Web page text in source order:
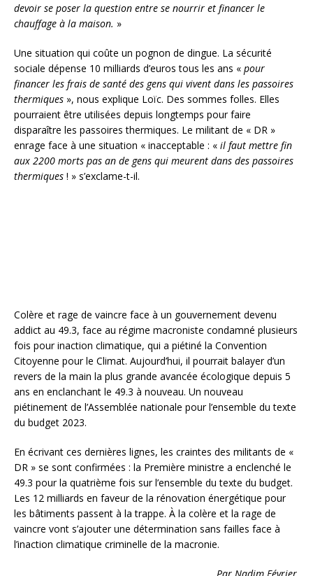
devoir se poser la question entre se nourrir et financer le
chauffage à la maison. »
Une situation qui coûte un pognon de dingue. La sécurité
sociale dépense 10 milliards d’euros tous les ans « pour
financer les frais de santé des gens qui vivent dans les passoires
thermiques », nous explique Loïc. Des sommes folles. Elles
pourraient être utilisées depuis longtemps pour faire
disparaître les passoires thermiques. Le militant de « DR »
enrage face à une situation « inacceptable : « il faut mettre fin
aux 2200 morts pas an de gens qui meurent dans des passoires
thermiques ! » s’exclame-t-il.
Colère et rage de vaincre face à un gouvernement devenu
addict au 49.3, face au régime macroniste condamné plusieurs
fois pour inaction climatique, qui a piétiné la Convention
Citoyenne pour le Climat. Aujourd’hui, il pourrait balayer d’un
revers de la main la plus grande avancée écologique depuis 5
ans en enclanchant le 49.3 à nouveau. Un nouveau
piétinement de l’Assemblée nationale pour l’ensemble du texte
du budget 2023.
En écrivant ces dernières lignes, les craintes des militants de «
DR » se sont confirmées : la Première ministre a enclenché le
49.3 pour la quatrième fois sur l’ensemble du texte du budget.
Les 12 milliards en faveur de la rénovation énergétique pour
les bâtiments passent à la trappe. À la colère et la rage de
vaincre vont s’ajouter une détermination sans failles face à
l’inaction climatique criminelle de la macronie.
Par Nadim Février